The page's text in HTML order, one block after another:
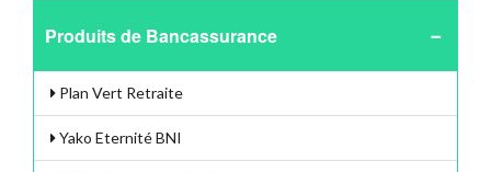
Produits de Bancassurance
Plan Vert Retraite
Yako Eternité BNI